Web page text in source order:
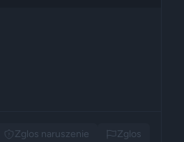
Zglos naruszenie Zglos